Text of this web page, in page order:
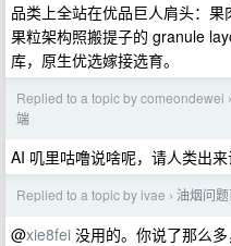
品类上全站在优品巨人肩头：果
果粒架构照搬提子的 granule
库，原生优选嫁接选育。
Replied to a topic by comeondewei ›
端
AI 叽里咕噜说啥呢，请人类出来
Replied to a topic by ivae › 油烟问
@xie8fei 没用的。你说了那么